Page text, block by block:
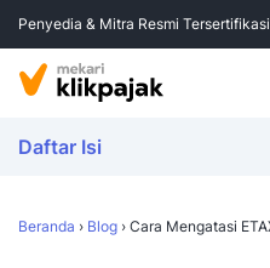
Penyedia & Mitra Resmi Tersertifikasi
Daftar Isi
Beranda › Blog › Cara Mengatasi